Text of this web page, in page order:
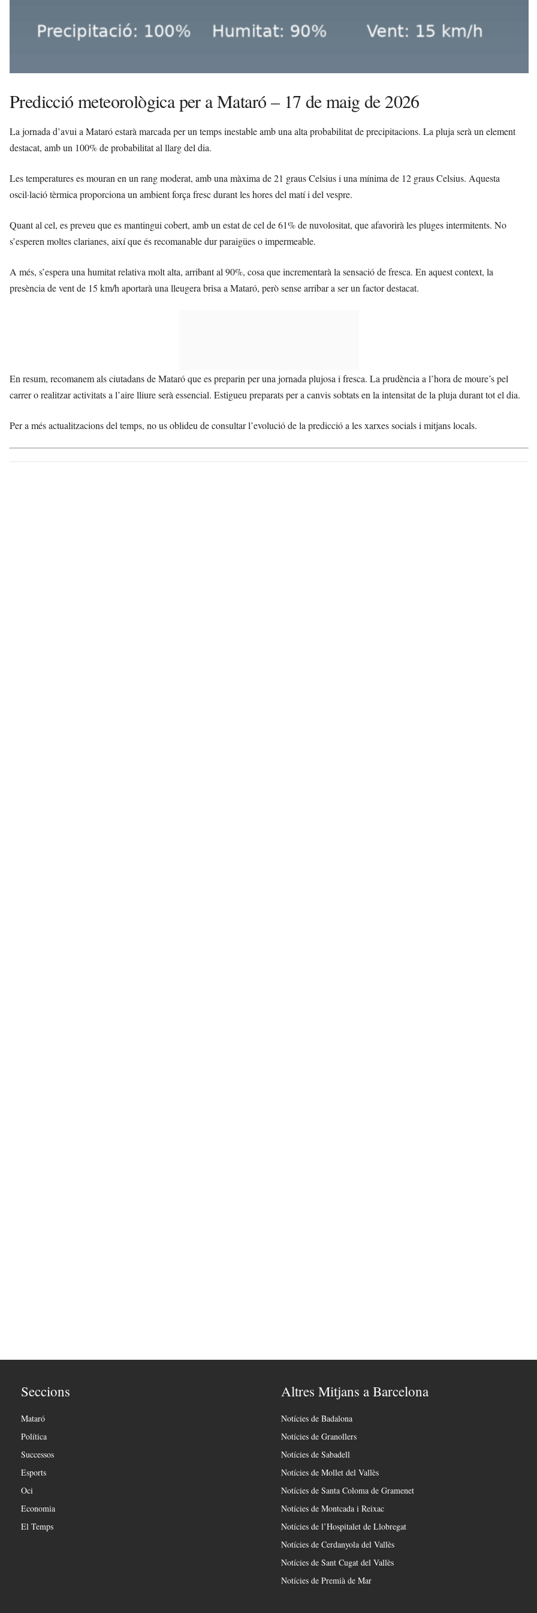
Predicció meteorològica per a Mataró – 17 de maig de 2026
La jornada d’avui a Mataró estarà marcada per un temps inestable amb una alta probabilitat de precipitacions. La pluja serà un element
destacat, amb un 100% de probabilitat al llarg del dia.
Les temperatures es mouran en un rang moderat, amb una màxima de 21 graus Celsius i una mínima de 12 graus Celsius. Aquesta
oscil·lació tèrmica proporciona un ambient força fresc durant les hores del matí i del vespre.
Quant al cel, es preveu que es mantingui cobert, amb un estat de cel de 61% de nuvolositat, que afavorirà les pluges intermitents. No
s’esperen moltes clarianes, així que és recomanable dur paraigües o impermeable.
A més, s’espera una humitat relativa molt alta, arribant al 90%, cosa que incrementarà la sensació de fresca. En aquest context, la
presència de vent de 15 km/h aportarà una lleugera brisa a Mataró, però sense arribar a ser un factor destacat.
En resum, recomanem als ciutadans de Mataró que es preparin per una jornada plujosa i fresca. La prudència a l’hora de moure’s pel
carrer o realitzar activitats a l’aire lliure serà essencial. Estigueu preparats per a canvis sobtats en la intensitat de la pluja durant tot el dia.
Per a més actualitzacions del temps, no us oblideu de consultar l’evolució de la predicció a les xarxes socials i mitjans locals.
Seccions
Mataró
Política
Successos
Esports
Oci
Economia
El Temps
Altres Mitjans a Barcelona
Notícies de Badalona
Notícies de Granollers
Notícies de Sabadell
Notícies de Mollet del Vallès
Notícies de Santa Coloma de Gramenet
Notícies de Montcada i Reixac
Notícies de l’Hospitalet de Llobregat
Notícies de Cerdanyola del Vallès
Notícies de Sant Cugat del Vallès
Notícies de Premià de Mar